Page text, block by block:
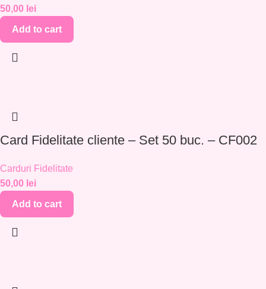
50,00 lei
Add to cart
Card Fidelitate cliente – Set 50 buc. – CF002
Carduri Fidelitate
50,00 lei
Add to cart